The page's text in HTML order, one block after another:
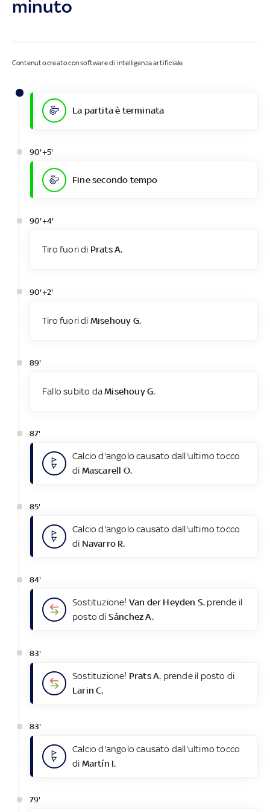
minuto
Contenuto creato con software di intelligenza artificiale
La partita è terminata
90'+5'
Fine secondo tempo
90'+4'
Tiro fuori di Prats A.
90'+2'
Tiro fuori di Misehouy G.
89'
Fallo subito daMisehouy G.
87'
Calcio d'angolo causato dall'ultimo tocco
di Mascarell O.
85'
Calcio d'angolo causato dall'ultimo tocco
di Navarro R.
84'
Sostituzione! Van der Heyden S. prende il
posto di Sánchez A.
83'
Sostituzione! Prats A. prende il posto di
Larin C.
83'
Calcio d'angolo causato dall'ultimo tocco
di Martín I.
79'